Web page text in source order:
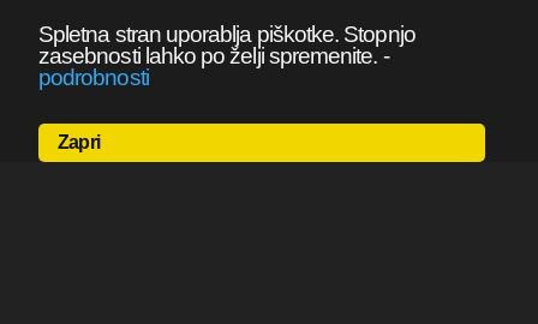
Spletna stran uporablja piškotke. Stopnjo
zasebnosti lahko po želji spremenite. -
podrobnosti
Zapri